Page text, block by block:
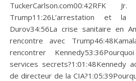
TuckerCarlson.com00:42RFK
Trump11:26L’arrestation et
Durov34:56La crise sanitaire en
rencontre avec
rencontrer
services secrets?1:01:48Kennedy
de directeur de la